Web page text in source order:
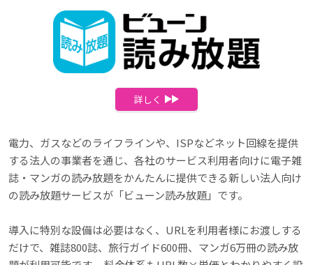
詳しく
電力、ガスなどのライフラインや、ISPなどネット回線を提供
する法人の事業者を通じ、各社のサービス利用者向けに電子雑
誌・マンガの読み放題をかんたんに提供できる新しい法人向け
の読み放題サービスが「ビューン読み放題」です。
導入に特別な設備は必要はなく、URLを利用者様にお渡しする
だけで、雑誌800誌、旅行ガイド600冊、マンガ6万冊の読み放